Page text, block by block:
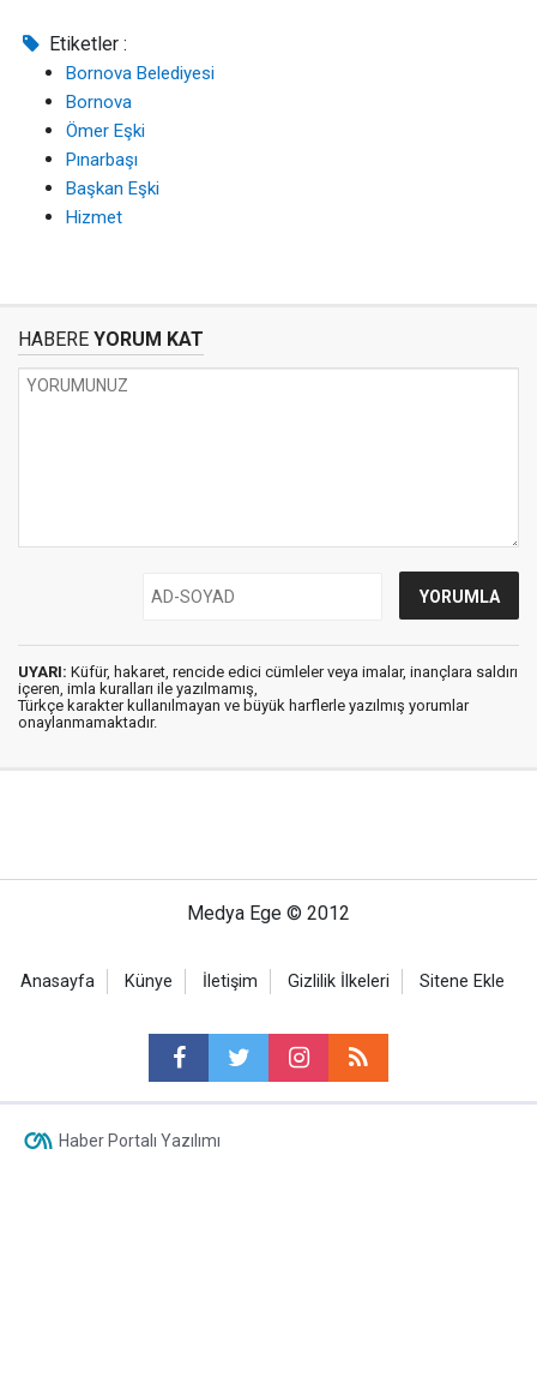
Etiketler :
Bornova Belediyesi
Bornova
Ömer Eşki
Pınarbaşı
Başkan Eşki
Hizmet
HABERE YORUM KAT
UYARI: Küfür, hakaret, rencide edici cümleler veya imalar, inançlara saldırı
içeren, imla kuralları ile yazılmamış,
Türkçe karakter kullanılmayan ve büyük harflerle yazılmış yorumlar
onaylanmamaktadır.
Medya Ege © 2012
Anasayfa Künye İletişim Gizlilik İlkeleri Sitene Ekle
Haber Portalı Yazılımı